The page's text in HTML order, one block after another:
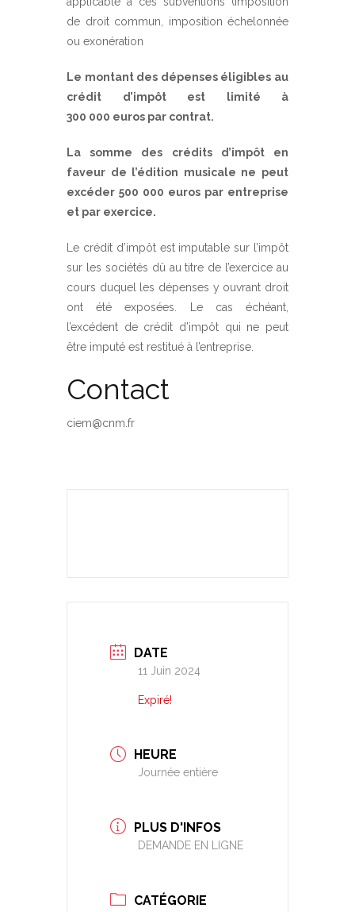
de droit commun, imposition échelonnée
ou exonération
Le montant des dépenses éligibles au
crédit d’impôt est limité à
300 000 euros par contrat.
La somme des crédits d’impôt en
faveur de l’édition musicale ne peut
excéder 500 000 euros par entreprise
et par exercice.
Le crédit d’impôt est imputable sur l’impôt
sur les sociétés dû au titre de l’exercice au
cours duquel les dépenses y ouvrant droit
ont été exposées. Le cas échéant,
l’excédent de crédit d’impôt qui ne peut
être imputé est restitué à l’entreprise.
Contact
ciem@cnm.fr
DATE
11 Juin 2024
Expiré!
HEURE
Journée entière
PLUS D'INFOS
DEMANDE EN LIGNE
CATÉGORIE